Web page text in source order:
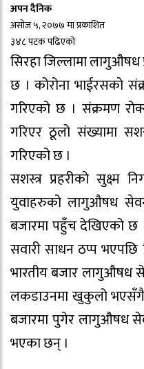
अपन दैनिक
असोज ५, २०७७ मा प्रकाशित
३४८ पटक पढिएको
सिरहा जिल्लामा
छ । कोरोना भाईरसको
गरिएको छ । संक्रमण
गरिएर ठूलो संख्यामा
गरिएको छ ।
सशस्त्र प्रहरीको सुक्ष्म
युवाहरुको लागुऔषध सेवन
बजारमा पहुँच देखिएको
सवारी साधन ठप्प
भारतीय बजार लागुऔषध
लकडाउनमा खुकुलो भएसँगै
बजारमा पुगेर लागुऔषध
भएका छन् ।